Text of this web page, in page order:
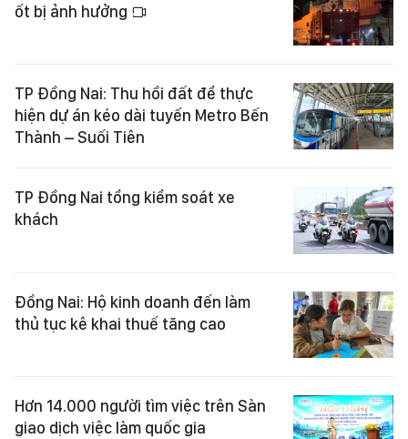
ốt bị ảnh hưởng
TP Đồng Nai: Thu hồi đất để thực
hiện dự án kéo dài tuyến Metro Bến
Thành – Suối Tiên
TP Đồng Nai tổng kiểm soát xe
khách
Đồng Nai: Hộ kinh doanh đến làm
thủ tục kê khai thuế tăng cao
Hơn 14.000 người tìm việc trên Sàn
giao dịch việc làm quốc gia